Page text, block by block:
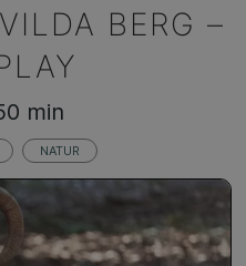
BERG –
min
NATUR